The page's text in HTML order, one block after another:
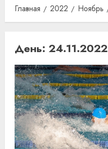
Главная 2022 Ноябрь
День: 24.11.2022